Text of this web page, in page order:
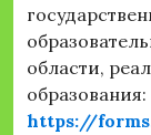
области,
образования:
https://